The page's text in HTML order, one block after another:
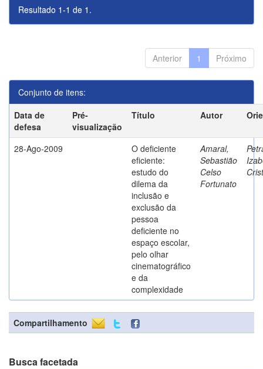
Resultado 1-1 de 1.
Anterior 1 Próximo
Conjunto de itens:
Data de
defesa
Pré-
visualização
Título Autor
28-Ago-2009
O deficiente
eficiente:
estudo do
dilema da
inclusão e
exclusão da
pessoa
deficiente no
espaço escolar,
pelo olhar
cinematográfico
e da
complexidade
Amaral,
Sebastião
Celso
Fortunato
Compartilhamento
Busca facetada